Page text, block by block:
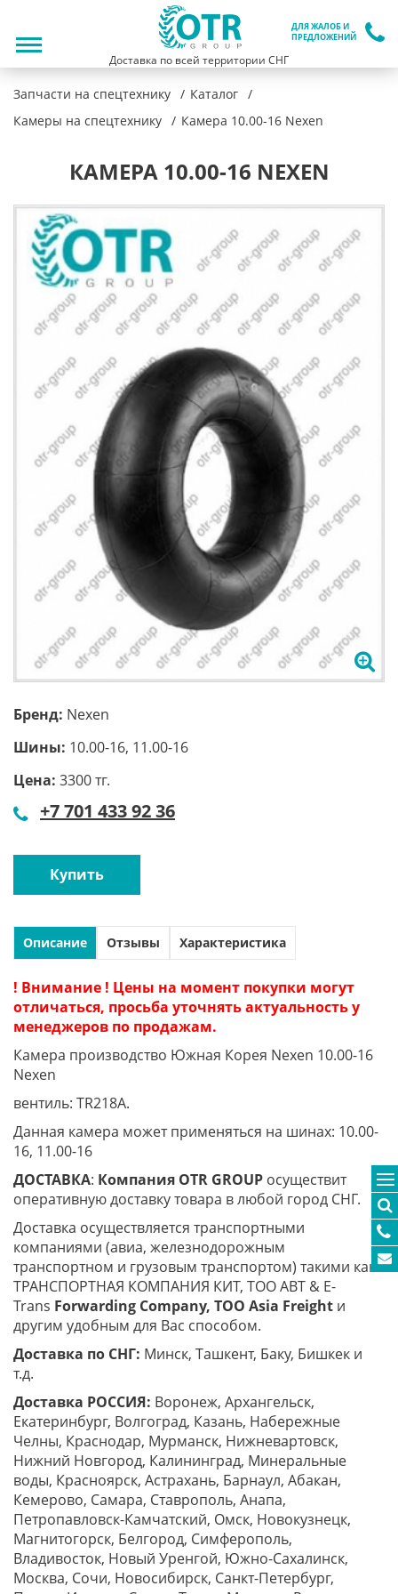
ДЛЯ ЖАЛОБ И
ПРЕДЛОЖЕНИЙ
Доставка по всей территории СНГ
Запчасти на спецтехнику
Каталог
Камеры на спецтехнику
Камера 10.00-16 Nexen
КАМЕРА 10.00-16 NEXEN
Бренд: Nexen
Шины: 10.00-16, 11.00-16
Цена: 3300 тг.
+7 701 433 92 36
Купить
Описание Отзывы Характеристика
! Внимание ! Цены на момент покупки могут
отличаться, просьба уточнять актуальность у
менеджеров по продажам.
Камера производство Южная Корея Nexen 10.00-16
Nexen
вентиль: TR218A.
Данная камера может применяться на шинах: 10.00-
16, 11.00-16
ДОСТАВКА: Компания OTR GROUP осуществит
оперативную доставку товара в любой город СНГ.
Доставка осуществляется транспортными
компаниями (авиа, железнодорожным
транспортном и грузовым транспортом) такими как
ТРАНСПОРТНАЯ КОМПАНИЯ КИТ, ТОО ABT & E-
Trans Forwarding Company, ТОО Asia Freight и
другим удобным для Вас способом.
Доставка по СНГ: Минск, Ташкент, Баку, Бишкек и
т.д.
Доставка РОССИЯ: Воронеж, Архангельск,
Екатеринбург, Волгоград, Казань, Набережные
Челны, Краснодар, Мурманск, Нижневартовск,
Нижний Новгород, Калининград, Минеральные
воды, Красноярск, Астрахань, Барнаул, Абакан,
Кемерово, Самара, Ставрополь, Анапа,
Петропавловск-Камчатский, Омск, Новокузнецк,
Магнитогорск, Белгород, Симферополь,
Владивосток, Новый Уренгой, Южно-Сахалинск,
Москва, Сочи, Новосибирск, Санкт-Петербург,